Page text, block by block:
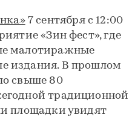
7 сентября с 12:00
«Зин фест», где
малотиражные
издания. В прошлом
свыше 80
традиционной
площадки увидят